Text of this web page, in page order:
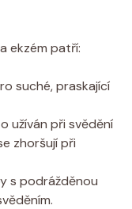
ekzém patří:
suché, praskající
užíván‍ při svědění
zhoršují ⁤při
s‍ podrážděnou